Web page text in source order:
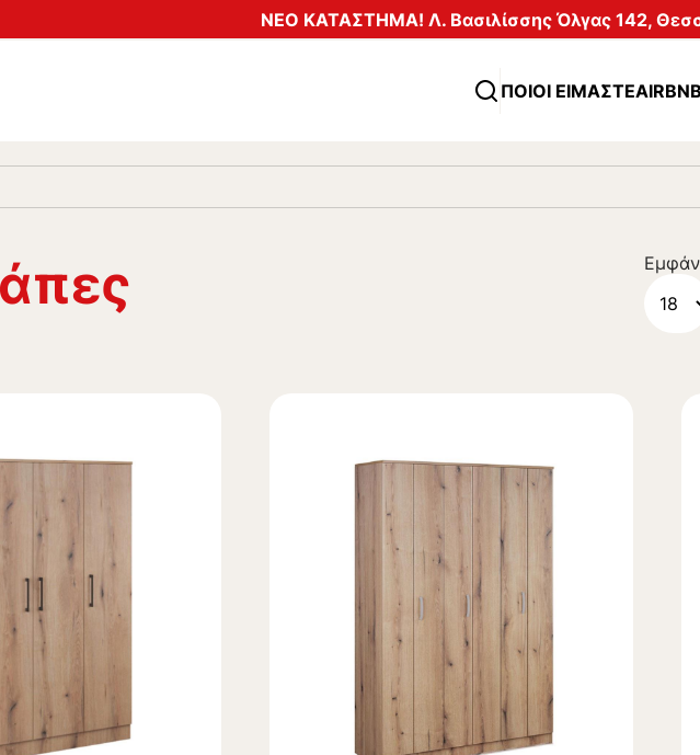
ΝΕΟ ΚΑΤΑΣΤΗΜΑ! Λ. Βασιλίσσης Όλγας 142,
ΠΟΙΟΙ ΕΙΜΑΣΤΕAIRBNB